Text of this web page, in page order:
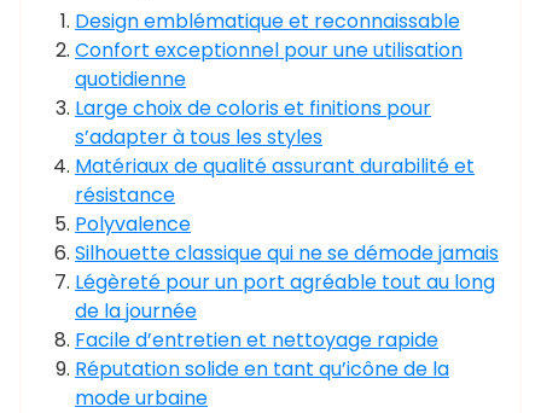
Design emblématique et reconnaissable
Confort exceptionnel pour une utilisation
quotidienne
Large choix de coloris et finitions pour
s’adapter à tous les styles
Matériaux de qualité assurant durabilité et
résistance
Polyvalence
Silhouette classique qui ne se démode jamais
Légèreté pour un port agréable tout au long
de la journée
Facile d’entretien et nettoyage rapide
Réputation solide en tant qu’icône de la
mode urbaine